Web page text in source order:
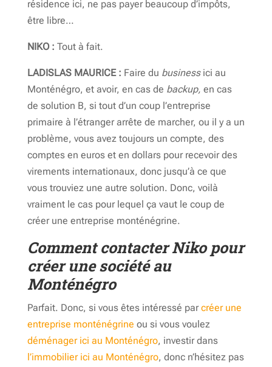
résidence ici, ne pas payer beaucoup d’impôts,
être libre…
NIKO : Tout à fait.
LADISLAS MAURICE : Faire du businessici au
Monténégro, et avoir, en cas de backup, en cas
de solution B, si tout d’un coup l’entreprise
primaire à l’étranger arrête de marcher, ou il y a un
problème, vous avez toujours un compte, des
comptes en euros et en dollars pour recevoir des
virements internationaux, donc jusqu’à ce que
vous trouviez une autre solution. Donc, voilà
vraiment le cas pour lequel ça vaut le coup de
créer une entreprise monténégrine.
Comment contacter Niko pour
créer une société au
Monténégro
Parfait. Donc, si vous êtes intéressé parcréer une
entreprise monténégrine ou si vous voulez
déménager ici au Monténégro, investir dans
l’immobilier ici au Monténégro, donc n’hésitez pas